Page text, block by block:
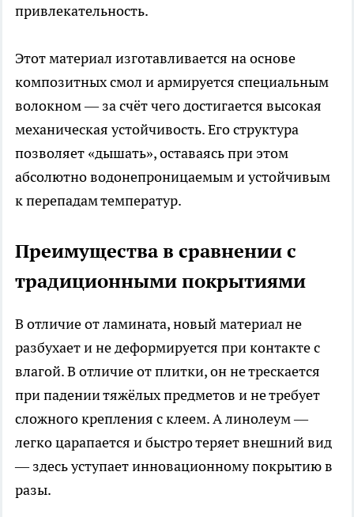
привлекательность.
Этот материал изготавливается на основе
композитных смол и армируется специальным
волокном — за счёт чего достигается высокая
механическая устойчивость. Его структура
позволяет «дышать», оставаясь при этом
абсолютно водонепроницаемым и устойчивым
к перепадам температур.
Преимущества в сравнении с
традиционными покрытиями
В отличие от ламината, новый материал не
разбухает и не деформируется при контакте с
влагой. В отличие от плитки, он не трескается
при падении тяжёлых предметов и не требует
сложного крепления с клеем. А линолеум —
легко царапается и быстро теряет внешний вид
— здесь уступает инновационному покрытию в
разы.